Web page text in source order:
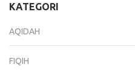
KATEGORI
AQIDAH
FIQIH